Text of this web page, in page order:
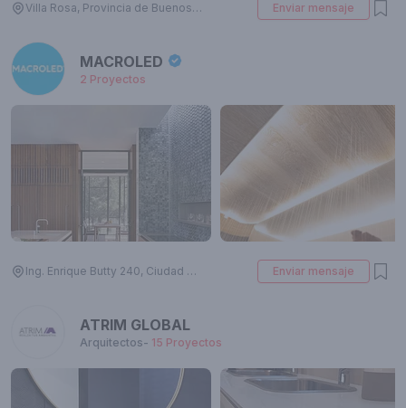
Villa Rosa, Provincia de Buenos Aires, Argentina Enviar mensaje
MACROLED
2 Proyectos
Ing. Enrique Butty 240, Ciudad Autónoma de Buenos Aires, Argentina Enviar mensaje
ATRIM GLOBAL
Arquitectos- 15 Proyectos